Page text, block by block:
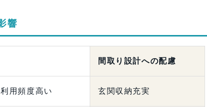
響
間取り設計への配慮
用頻度高い 玄関収納充実